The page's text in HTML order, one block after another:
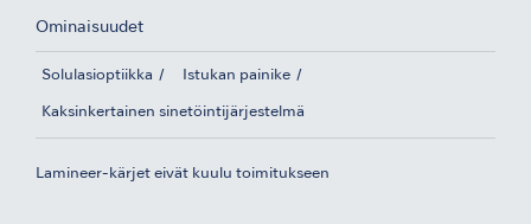
Ominaisuudet
Solulasioptiikka Istukan painike
Kaksinkertainen sinetöintijärjestelmä
Lamineer-kärjet eivät kuulu toimitukseen